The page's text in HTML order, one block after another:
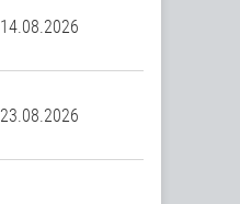
14.08.2026
23.08.2026